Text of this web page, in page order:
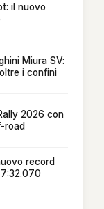
il nuovo
Miura SV:
i confini
2026 con
road
record